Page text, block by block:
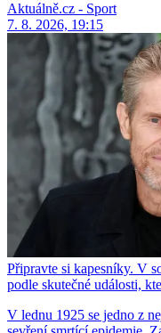
Aktuálně.cz - Sport
7. 8. 2026, 19:15
Připravte si kapesníky. V
podle skutečné události,
V lednu 1925 se jedno z